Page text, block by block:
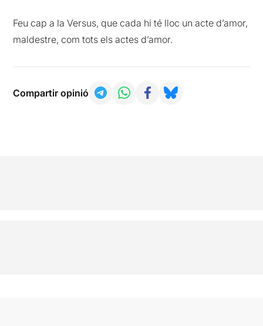
Feu cap a la Versus, que cada hi té lloc un acte d’amor,
maldestre, com tots els actes d’amor.
Compartir opinió